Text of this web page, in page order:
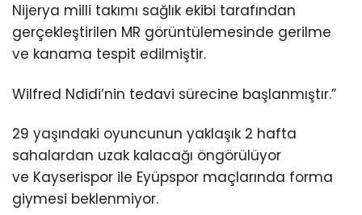
Nijerya milli takımı sağlık ekibi tarafından
gerçekleştirilen MR görüntülemesinde gerilme
ve kanama tespit edilmiştir.
Wilfred Ndidi’nin tedavi sürecine başlanmıştır.”
29 yaşındaki oyuncunun yaklaşık 2 hafta
sahalardan uzak kalacağı öngörülüyor
ve Kayserispor ile Eyüpspor maçlarında forma
giymesi beklenmiyor.